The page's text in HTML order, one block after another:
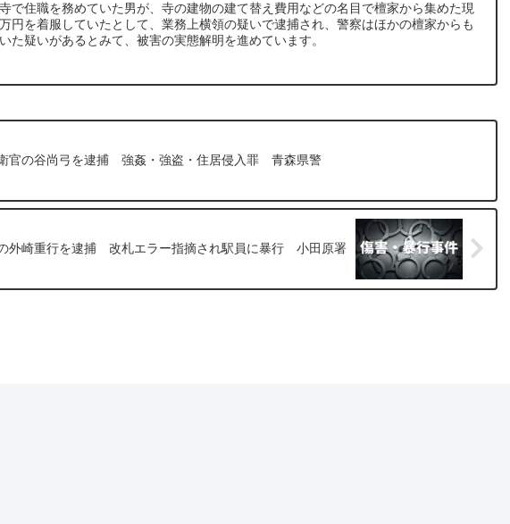
で住職を務めていた男が、寺の建物の建て替え費用などの名目で檀家から集めた現
円を着服していたとして、業務上横領の疑いで逮捕され、警察はほかの檀家からも
た疑いがあるとみて、被害の実態解明を進めています。
官の谷尚弓を逮捕 強姦・強盗・住居侵入罪 青森県警
外崎重行を逮捕 改札エラー指摘され駅員に暴行 小田原署